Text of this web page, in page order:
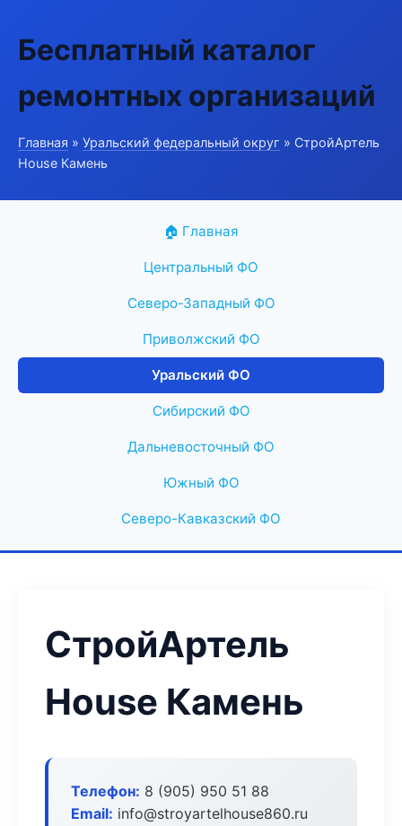
Бесплатный каталог
ремонтных организаций
Главная » Уральский федеральный округ » СтройАртель
House Камень
🏠 Главная
Центральный ФО
Северо-Западный ФО
Приволжский ФО
Уральский ФО
Сибирский ФО
Дальневосточный ФО
Южный ФО
Северо-Кавказский ФО
СтройАртель
House Камень
Телефон: 8 (905) 950 51 88
Email: info@stroyartelhouse860.ru